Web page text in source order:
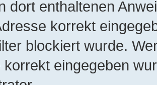
dort enthaltenen
korrekt
blockiert wurde.
eingegeben